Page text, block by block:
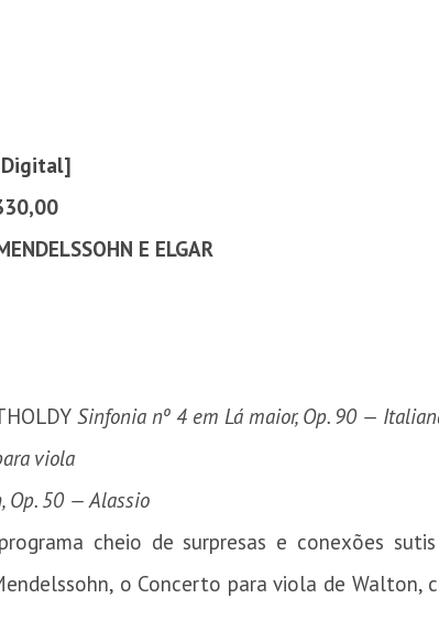
]
E ELGAR
Sinfonia nº 4 em Lá maior, Op. 90 —
viola
Op. 50 — Alassio
cheio de surpresas e conexões
o Concerto para viola de